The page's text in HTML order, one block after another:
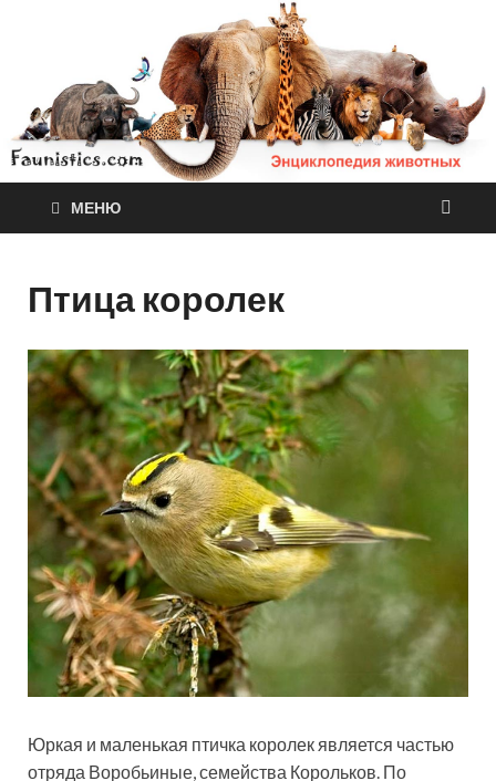
МЕНЮ
Птица королек
Юркая и маленькая птичка королек является частью
отряда Воробьиные, семейства Корольков. По